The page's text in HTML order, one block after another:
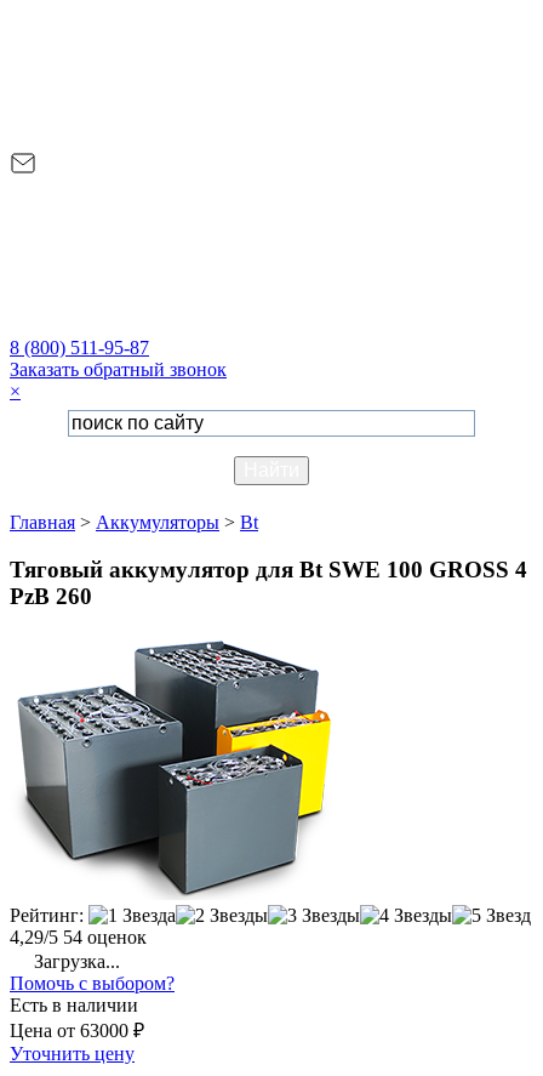
8 (800) 511-95-87
Заказать обратный звонок
×
Главная > Аккумуляторы > Bt
Тяговый аккумулятор для Bt SWE 100 GROSS 4
PzB 260
Рейтинг:
4,29/5 54 оценок
Загрузка...
Помочь с выбором?
Есть в наличии
Цена от 63000 ₽
Уточнить цену